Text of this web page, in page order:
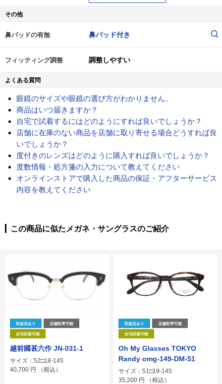
その他
鼻パッドの有無 鼻パッド付き
フィッティング調整 調整しやすい
よくある質問
眼鏡のサイズや眼鏡の選び方がわかりません。
商品はいつ届きますか？
自宅で試着するにはどのようにすれば良いでしょうか？
店舗に在庫のない商品を店舗に取り寄せる場合どうすれば良
いでしょうか？
度付きのレンズはどのように購入すれば良いでしょうか？
度数情報・処方箋の入力について教えてください
オンラインストアで購入した商品の保証・アフターサービス
内容を教えてください
この商品に似たメガネ・サングラスのご紹介
取扱店あり 店舗取寄可能
自宅試着可能
越前國甚六作 JN-031-1
サイズ：52□18-145
40,700 円 （税込）
取扱店あり 店舗取寄可能
自宅試着可能
Oh My Glasses TOKYO
Randy omg-149-DM-51
サイズ：51□19-145
35,200 円 （税込）